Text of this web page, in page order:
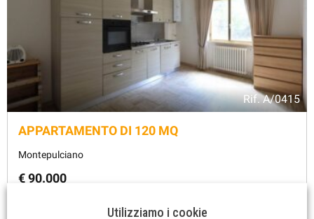
Rif.A/0415
APPARTAMENTO DI 120 MQ
Montepulciano
€ 90.000
Utilizziamo i cookie